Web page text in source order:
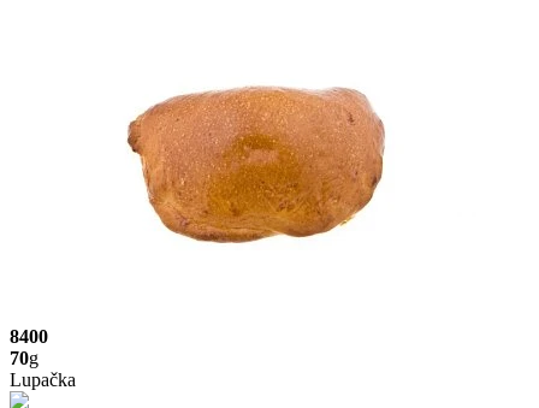
8400
70g
Lupačka